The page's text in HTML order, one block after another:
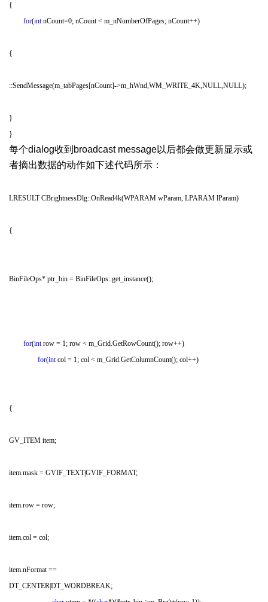
{
for(intnCount=0; nCount < m_nNumberOfPages; nCount++)
{
::SendMessage(m_tabPages[nCount]->m_hWnd,WM_WRITE_4K,NULL,NULL);
}
}
每个dialog收到 broadcast message以后都会做更新显示或
者摘出数据的动作如下述代码所示：
LRESULT CBrightnessDlg::OnRead4k(WPARAM wParam, LPARAM lParam)
{
BinFileOps* ptr_bin = BinFileOps::get_instance();
for(introw = 1; row < m_Grid.GetRowCount(); row++)
for(intcol = 1; col < m_Grid.GetColumnCount(); col++)
{
GV_ITEM item;
item.mask = GVIF_TEXT|GVIF_FORMAT;
item.row = row;
item.col = col;
item.nFormat ==
DT_CENTER|DT_WORDBREAK;